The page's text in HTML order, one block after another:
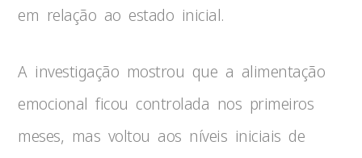
em relação ao estado inicial.
A investigação mostrou que a alimentação
emocional ficou controlada nos primeiros
meses, mas voltou aos níveis iniciais de